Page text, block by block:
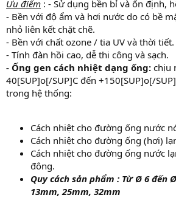
Ưu điểm : - Sử dụng bền bỉ và ổn định,
- Bền với độ ẩm và hơi nước do có bề
nhỏ liên kết chặt chẽ.
- Bền với chất ozone / tia UV và thời tiết.
- Tính đàn hồi cao, dễ thi công và sạch.
- Ống gen cách nhiệt dạng ống: chịu
40[SUP]o[/SUP]C đến +150[SUP]o[/
trong hệ thống:
Cách nhiệt cho đường ống nước
Cách nhiệt cho đường ống (hơi)
Cách nhiệt cho đường ống nước
đông.
Quy cách sản phẩm : Từ Ø 6 đến
13mm, 25mm, 32mm